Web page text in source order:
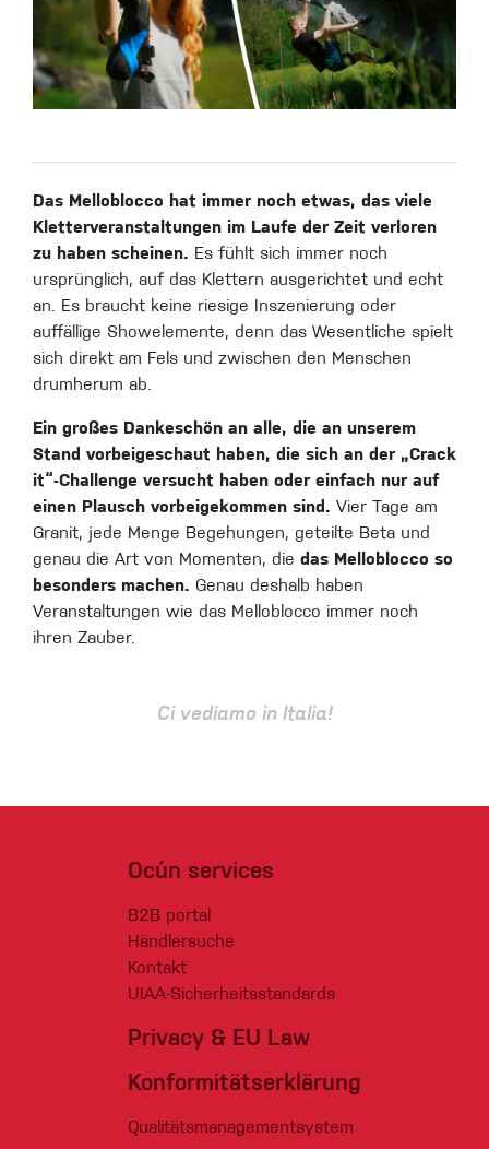
Das Melloblocco hat immer noch etwas, das viele
Kletterveranstaltungen im Laufe der Zeit verloren
zu haben scheinen. Es fühlt sich immer noch
ursprünglich, auf das Klettern ausgerichtet und echt
an. Es braucht keine riesige Inszenierung oder
auffällige Showelemente, denn das Wesentliche spielt
sich direkt am Fels und zwischen den Menschen
drumherum ab.
Ein großes Dankeschön an alle, die an unserem
Stand vorbeigeschaut haben, die sich an der „Crack
it“-Challenge versucht haben oder einfach nur auf
einen Plausch vorbeigekommen sind. Vier Tage am
Granit, jede Menge Begehungen, geteilte Beta und
genau die Art von Momenten, die das Melloblocco so
besonders machen. Genau deshalb haben
Veranstaltungen wie das Melloblocco immer noch
ihren Zauber.
Ci vediamo in Italia!
Ocún services
B2B portal
Händlersuche
Kontakt
UIAA-Sicherheitsstandards
Privacy & EU Law
Konformitätserklärung
Qualitätsmanagementsystem